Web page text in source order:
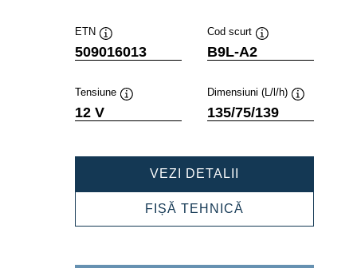
ETN
Tooltip
509016013
Cod scurt
B9L-A2
Tensiune
12 V
Dimensiuni (L/l/h)
135/75/139
VEZI DETALII
509016013
FIȘĂ TEHNICĂ